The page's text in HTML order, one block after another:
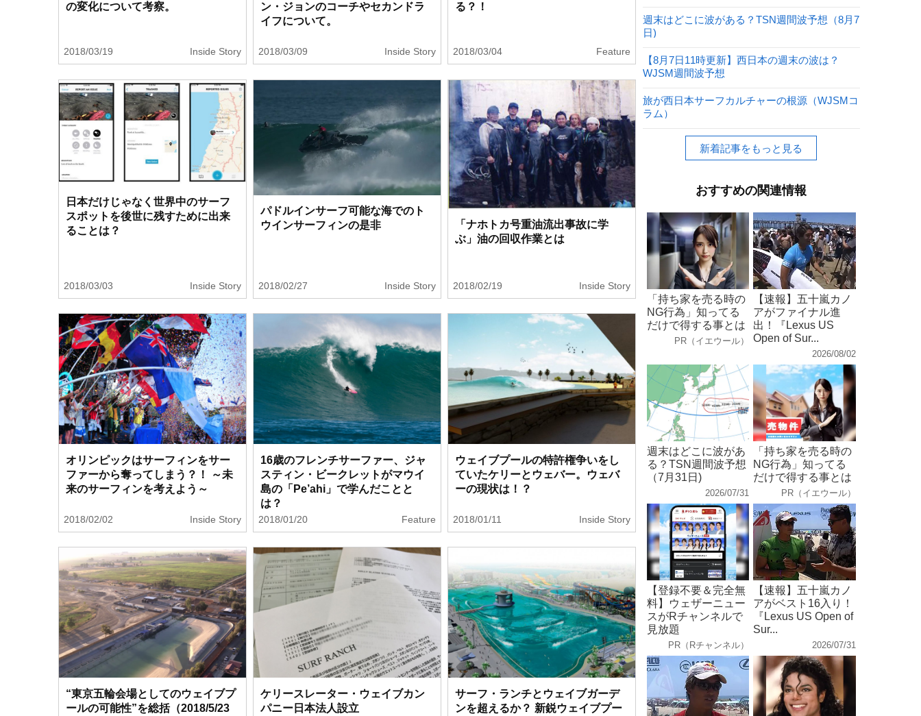
の変化について考察。
2018/03/19 Inside Story
ン・ジョンのコーチやセカンドラ
イフについて。
2018/03/09 Inside Story
る？！
2018/03/04 Feature
日本だけじゃなく世界中のサーフ
スポットを後世に残すために出来
ることは？
2018/03/03 Inside Story
パドルインサーフ可能な海でのト
ウインサーフィンの是非
2018/02/27 Inside Story
「ナホトカ号重油流出事故に学
ぶ」油の回収作業とは
2018/02/19 Inside Story
オリンピックはサーフィンをサー
ファーから奪ってしまう？！ ～未
来のサーフィンを考えよう～
2018/02/02 Inside Story
16歳のフレンチサーファー、ジャ
スティン・ビークレットがマウイ
島の「Pe’ahi」で学んだことと
は？
2018/01/20 Feature
ウェイブプールの特許権争いをし
ていたケリーとウェバー。ウェバ
ーの現状は！？
2018/01/11 Inside Story
“東京五輪会場としてのウェイブプ
ールの可能性”を総括（2018/5/23
ケリースレーター・ウェイブカン
パニー日本法人設立
サーフ・ランチとウェイブガーデ
ンを超えるか？ 新鋭ウェイブプー
週末はどこに波がある？TSN週間波予想（8月7
日)
【8月7日11時更新】西日本の週末の波は？
WJSM週間波予想
旅が西日本サーフカルチャーの根源（WJSMコ
ラム）
新着記事をもっと見る
おすすめの関連情報
「持ち家を売る時の
NG行為」知ってる
だけで得する事とは
PR（イエウール）
【速報】五十嵐カノ
アがファイナル進
出！『Lexus US
Open of Sur...
2026/08/02
週末はどこに波があ
る？TSN週間波予想
（7月31日)
2026/07/31
「持ち家を売る時の
NG行為」知ってる
だけで得する事とは
PR（イエウール）
【登録不要＆完全無
料】ウェザーニュー
スがRチャンネルで
見放題
PR（Rチャンネル）
【速報】五十嵐カノ
アがベスト16入り！
『Lexus US Open of
Sur...
2026/07/31